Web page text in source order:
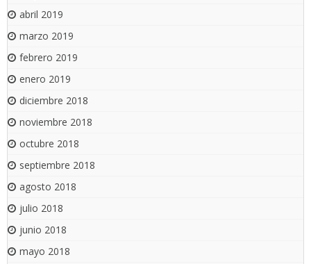
abril 2019
marzo 2019
febrero 2019
enero 2019
diciembre 2018
noviembre 2018
octubre 2018
septiembre 2018
agosto 2018
julio 2018
junio 2018
mayo 2018